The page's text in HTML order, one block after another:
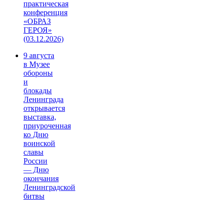
практическая
конференция
«ОБРАЗ
ГЕРОЯ»
(03.12.2026)
9 августа
в Музее
обороны
и
блокады
Ленинграда
открывается
выставка,
приуроченная
ко Дню
воинской
славы
России
— Дню
окончания
Ленинградской
битвы